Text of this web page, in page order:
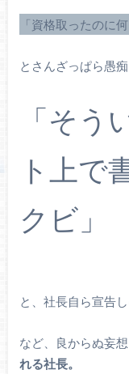
「資格取ったのに
とさんざっぱら愚
「そう
ト上で
クビ」
と、社長自ら宣告
など、良からぬ妄
れる社長。